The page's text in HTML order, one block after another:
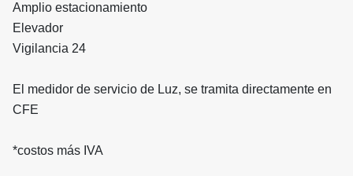
Amplio estacionamiento
Elevador
Vigilancia 24
El medidor de servicio de Luz, se tramita directamente en
CFE
*costos más IVA